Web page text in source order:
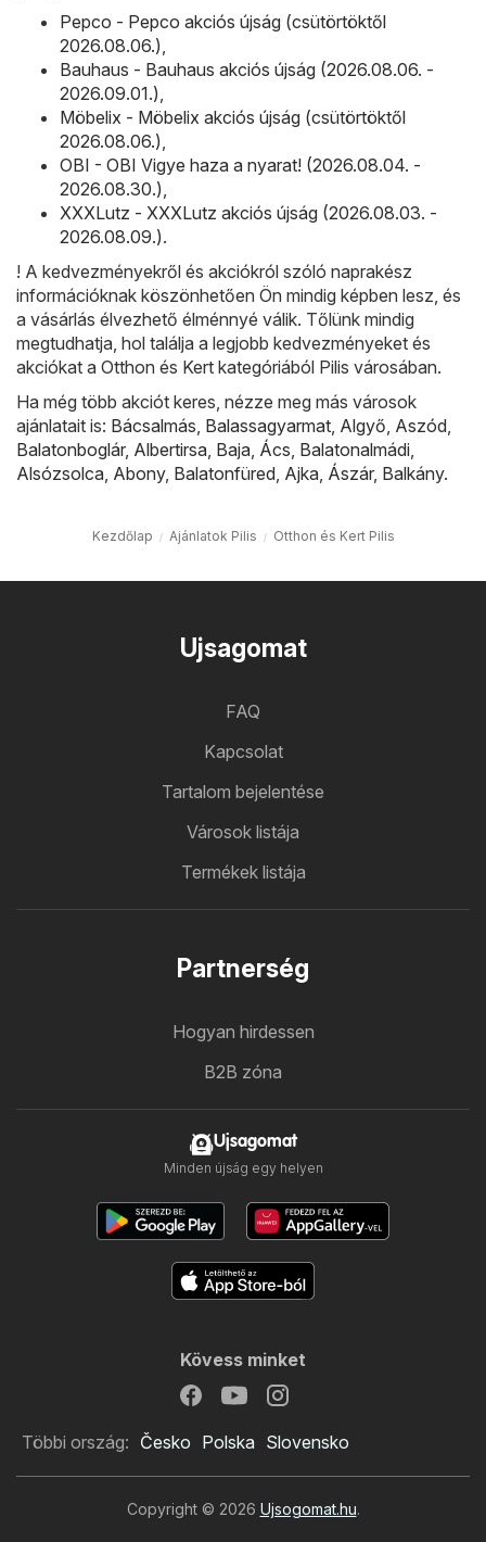
Pepco - Pepco akciós újság (csütörtöktől
2026.08.06.),
Bauhaus - Bauhaus akciós újság (2026.08.06. -
2026.09.01.),
Möbelix - Möbelix akciós újság (csütörtöktől
2026.08.06.),
OBI - OBI Vigye haza a nyarat! (2026.08.04. -
2026.08.30.),
XXXLutz - XXXLutz akciós újság (2026.08.03. -
2026.08.09.).
! A kedvezményekről és akciókról szóló naprakész
információknak köszönhetően Ön mindig képben lesz, és
a vásárlás élvezhető élménnyé válik. Tőlünk mindig
megtudhatja, hol találja a legjobb kedvezményeket és
akciókat a Otthon és Kert kategóriából Pilis városában.
Ha még több akciót keres, nézze meg más városok
ajánlatait is: Bácsalmás, Balassagyarmat, Algyő, Aszód,
Balatonboglár, Albertirsa, Baja, Ács, Balatonalmádi,
Alsózsolca, Abony, Balatonfüred, Ajka, Ászár, Balkány.
Kezdőlap Ajánlatok Pilis Otthon és Kert Pilis
Ujsagomat
FAQ
Kapcsolat
Tartalom bejelentése
Városok listája
Termékek listája
Partnerség
Hogyan hirdessen
B2B zóna
Ujsagomat
Minden újság egy helyen
Kövess minket
Többi ország: Česko Polska Slovensko
Copyright © 2026 Ujsogomat.hu.